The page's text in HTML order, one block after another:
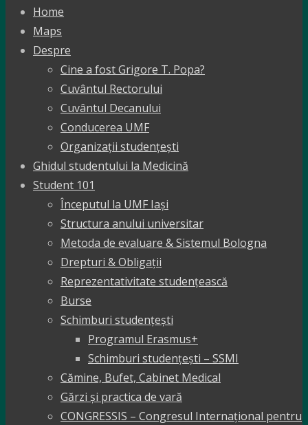
Home
Maps
Despre
Cine a fost Grigore T. Popa?
Cuvântul Rectorului
Cuvântul Decanului
Conducerea UMF
Organizații studențești
Ghidul studentului la Medicină
Student 101
Începutul la UMF Iași
Structura anului universitar
Metoda de evaluare & Sistemul Bologna
Drepturi & Obligații
Reprezentativitate studențească
Burse
Schimburi studențești
Programul Erasmus+
Schimburi studențești – SSMI
Cămine, Bufet, Cabinet Medical
Gărzi și practica de vară
CONGRESSIS – Congresul Internațional pentru